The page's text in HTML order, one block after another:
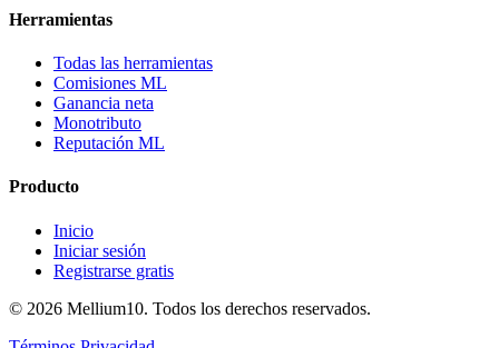
Herramientas
Todas las herramientas
Comisiones ML
Ganancia neta
Monotributo
Reputación ML
Producto
Inicio
Iniciar sesión
Registrarse gratis
© 2026 Mellium10. Todos los derechos reservados.